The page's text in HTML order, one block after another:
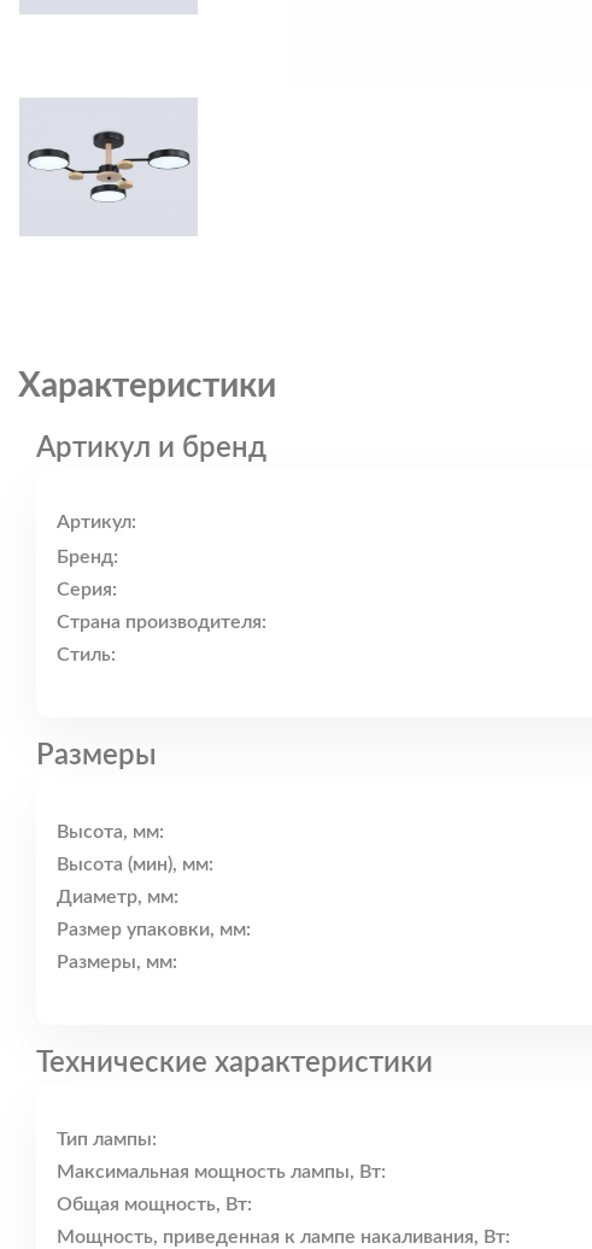
Характеристики
Артикул и бренд
Артикул:
Бренд:
Серия:
Страна производителя:
Стиль:
Размеры
Высота, мм:
Высота (мин), мм:
Диаметр, мм:
Размер упаковки, мм:
Размеры, мм:
Технические характеристики
Тип лампы:
Максимальная мощность лампы, Вт:
Общая мощность, Вт:
Мощность, приведенная к лампе накаливания, Вт: